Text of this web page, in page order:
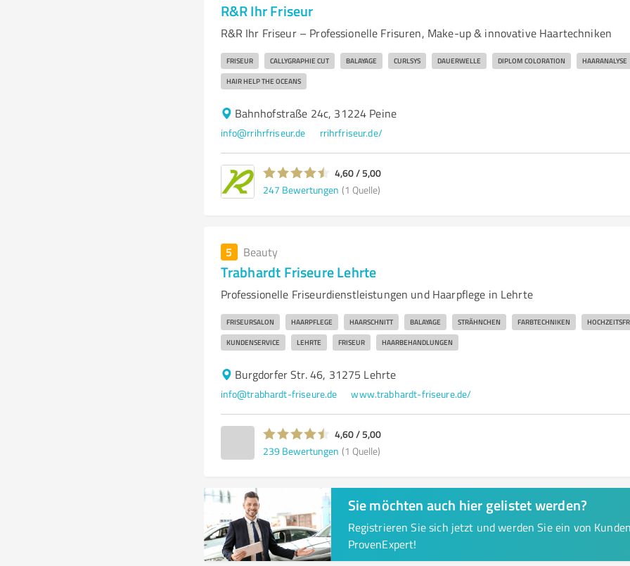
R&R Ihr Friseur
R&R Ihr Friseur – Professionelle Frisuren, Make-up & innovative Haartechniken
FRISEUR CALLYGRAPHIE CUT BALAYAGE CURLSYS DAUERWELLE DIPLOM COLORATION HAARANALYSE
HAIR HELP THE OCEANS
Bahnhofstraße 24c, 31224 Peine
info@rrihrfriseur.de rrihrfriseur.de/
4,60 / 5,00
247 Bewertungen (1 Quelle)
5 Beauty
Trabhardt Friseure Lehrte
Professionelle Friseurdienstleistungen und Haarpflege in Lehrte
FRISEURSALON HAARPFLEGE HAARSCHNITT BALAYAGE STRÄHNCHEN FARBTECHNIKEN
KUNDENSERVICE LEHRTE FRISEUR HAARBEHANDLUNGEN
Burgdorfer Str. 46, 31275 Lehrte
info@trabhardt-friseure.de www.trabhardt-friseure.de/
4,60 / 5,00
239 Bewertungen (1 Quelle)
Sie möchten auch hier gelistet werden?
Registrieren Sie sich jetzt und werden Sie ein von
ProvenExpert!